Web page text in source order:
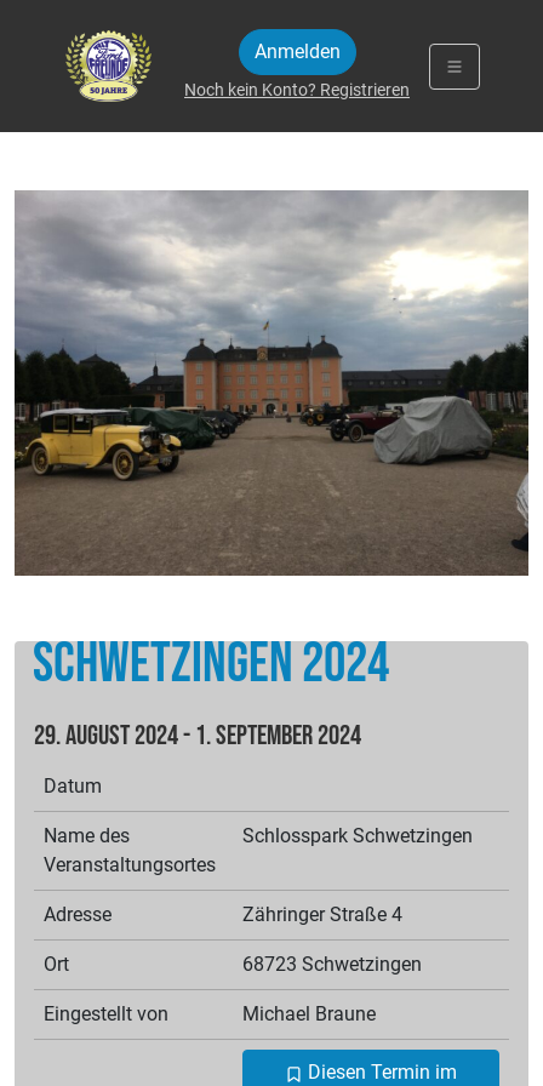
Anmelden
Noch kein Konto? Registrieren
Schwetzingen 2024
29. August 2024 - 1. September 2024
Datum
Name des
Veranstaltungsortes
Schlosspark Schwetzingen
Adresse Zähringer Straße 4
Ort 68723 Schwetzingen
Eingestellt von Michael Braune
Diesen Termin im